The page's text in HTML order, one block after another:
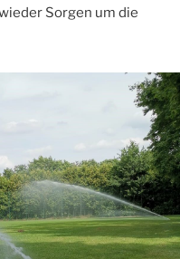
Sorgen um die